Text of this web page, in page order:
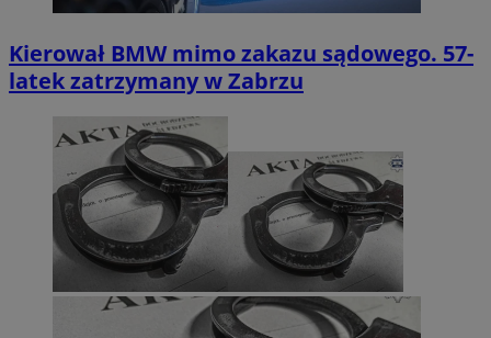
Kierował BMW mimo zakazu sądowego. 57-
latek zatrzymany w Zabrzu